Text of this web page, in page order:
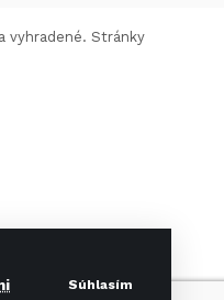
Súhlasím
vyhradené. Stránky